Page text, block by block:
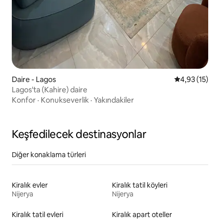
Daire - Lagos 5 üzerinden
4,93 (15)
Lagos'ta (Kahire) daire
Konfor · Konukseverlik · Yakındakiler
Keşfedilecek destinasyonlar
Diğer konaklama türleri
Kiralık evler
Nijerya
Kiralık tatil köyleri
Nijerya
Kiralık tatil evleri
Kiralık apart oteller